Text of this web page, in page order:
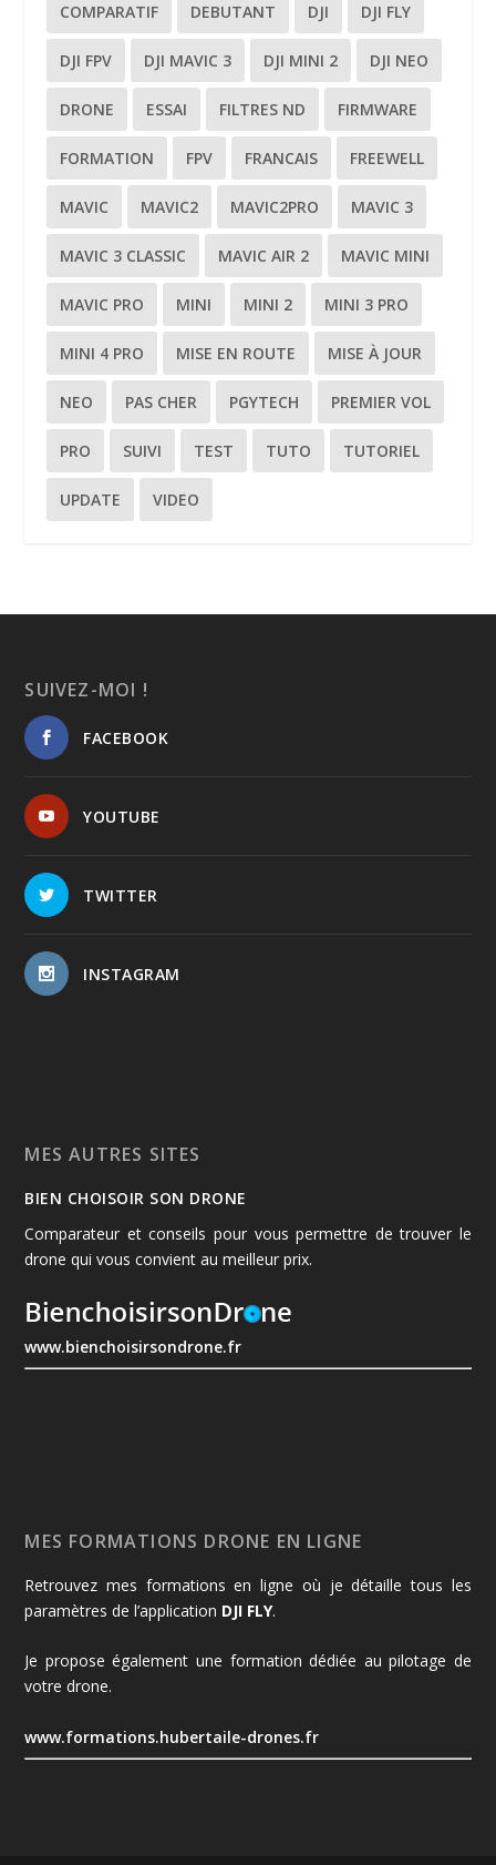
COMPARATIF DEBUTANT DJI DJI FLY
DJI FPV DJI MAVIC 3 DJI MINI 2 DJI NEO
DRONE ESSAI FILTRES ND FIRMWARE
FORMATION FPV FRANCAIS FREEWELL
MAVIC MAVIC2 MAVIC2PRO MAVIC 3
MAVIC 3 CLASSIC MAVIC AIR 2 MAVIC MINI
MAVIC PRO MINI MINI 2 MINI 3 PRO
MINI 4 PRO MISE EN ROUTE MISE À JOUR
NEO PAS CHER PGYTECH PREMIER VOL
PRO SUIVI TEST TUTO TUTORIEL
UPDATE VIDEO
SUIVEZ-MOI !
FACEBOOK
YOUTUBE
TWITTER
INSTAGRAM
MES AUTRES SITES
BIEN CHOISOIR SON DRONE
Comparateur et conseils pour vous permettre de trouver le
drone qui vous convient au meilleur prix.
www.bienchoisirsondrone.fr
MES FORMATIONS DRONE EN LIGNE
Retrouvez mes formations en ligne où je détaille tous les
paramètres de l’application DJI FLY.
Je propose également une formation dédiée au pilotage de
votre drone.
www.formations.hubertaile-drones.fr